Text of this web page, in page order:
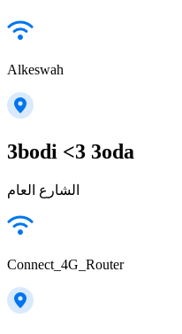
Alkeswah
3bodi <3 3oda
الشارع العام
Connect_4G_Router